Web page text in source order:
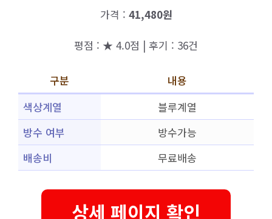
가격 : 41,480원
평점 : ★ 4.0점 | 후기 : 36건
구분
내용
색상계열
블루계열
방수 여부
방수가능
배송비
무료배송
상세 페이지 확인